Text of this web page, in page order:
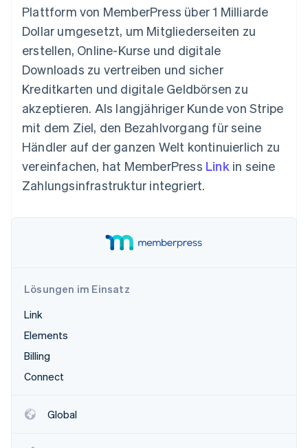
Betrugsprävention
Atlas
Start-up-Gründung
Climate
CO₂-Entnahme
Identity
Online-Identitätsprüfung
Stripe-Sessions 2026
Ecosystem
Partner
Stripe App-Marktplatz
Plattform von MemberPress über 1 Milliarde
Dollar umgesetzt, um Mitgliederseiten zu
erstellen, Online-Kurse und digitale
Downloads zu vertreiben und sicher
Kreditkarten und digitale Geldbörsen zu
akzeptieren. Als langjähriger Kunde von Stripe
mit dem Ziel, den Bezahlvorgang für seine
Händler auf der ganzen Welt kontinuierlich zu
vereinfachen, hat MemberPress Link in seine
Zahlungsinfrastruktur integriert.
Lösungen im Einsatz
Link
Elements
Billing
Connect
Global